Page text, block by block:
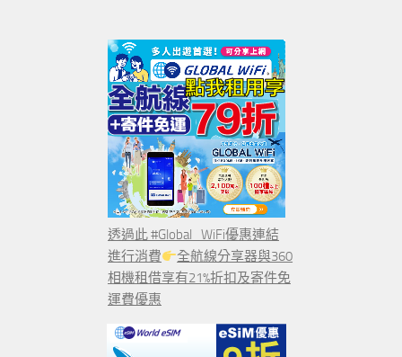
透過此 #Global_WiFi優惠連結
進行消費
全航線分享器與360
相機租借享有21%折扣及寄件免
運費優惠